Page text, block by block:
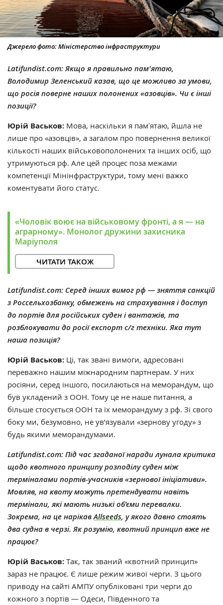
Джерело фото: Міністерство інфраструктури
Latifundist.com: Якщо я правильно пам'ятаю,
Володимир Зеленський казав, що це можливо за умови,
що росія поверне наших полонених«азовців». Чи є інші
позиції?
Юрій Васьков: Мова, наскільки я памʼятаю, йшла не
лише про «азовців», а загалом про повернення великої
кількості наших військовополонених та інших осіб, що
утримуються рф. Але цей процес поза межами
компетенції Мінінфраструктури, тому мені важко
коментувати його статус.
«Чоловік воює на військовому фронті, а я — на
аграрному». Монолог дружини захисника
Маріуполя
ЧИТАТИ ТАКОЖ
Latifundist.com: Серед інших вимог рф — зняття санкцій
з Россельхозбанку, обмежень на страхування і доступ
до портів для російських суден і вантажів, та
розблокувати до росії експорт с/г техніки. Яка тут
наша позиція?
Юрій Васьков: Ці, так звані вимоги, адресовані
переважно нашим міжнародним партнерам. У них
росіяни, серед іншого, посилаються на меморандум, що
був укладений з ООН. Тому це не наше питання, а
більше стосується ООН та їх меморандуму з рф. Зі свого
боку ми, безумовно, не ув’язували «зернову угоду» з
будь якими меморандумами.
Latifundist.com: Під час згаданої наради лунала критика
щодо квотного принципу розподілу суденміж
терміналами портів-учасників«зернової ініціативи».
Мовляв, на квоту можуть претендувати навіть
термінали, які мають низькі об’єми перевалки.
Зокрема, на це нарікавAllseeds, у якого давно стоять
два судна в черзі. Як розумію, квотний принцип вже не
працює?
Юрій Васьков: Так, так званий «квотний принцип»
зараз не працює. Є лише режим живої черги. З цього
приводу на сайті АМПУ опубліковані три черги до
кожного з портів — Одеси, Південного та